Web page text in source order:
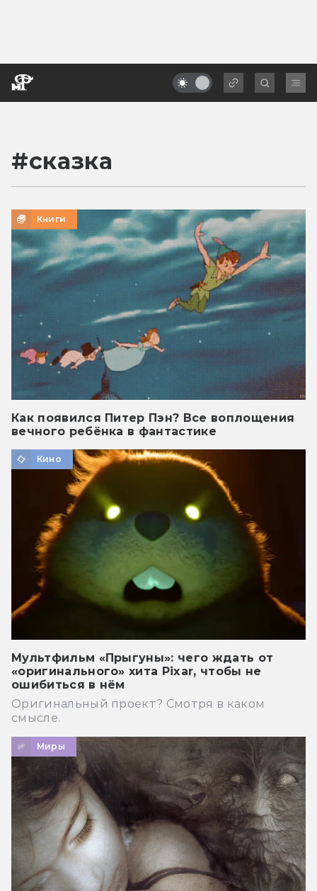
#сказка
Книги
Как появился Питер Пэн? Все воплощения
вечного ребёнка в фантастике
Кино
Мультфильм «Прыгуны»: чего ждать от
«оригинального» хита Pixar, чтобы не
ошибиться в нём
Оригинальный проект? Смотря в каком
смысле.
Миры